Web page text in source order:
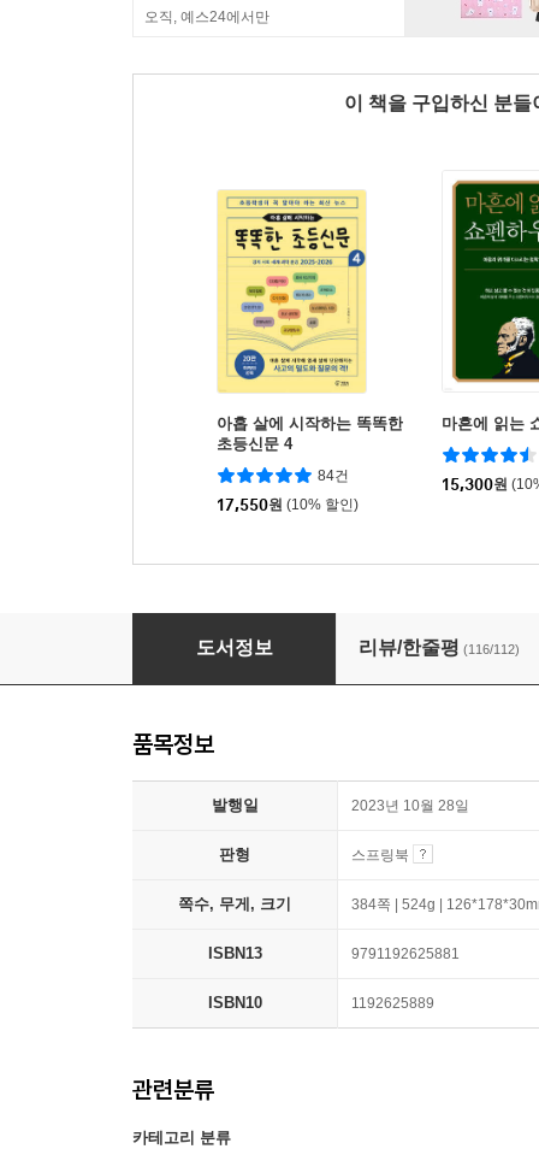
오직, 예스24에서만
이 책을 구입하신 분
아홉 살에 시작하는 똑똑한
초등신문 4
84건
17,550원 (10% 할인)
마흔에 읽는
15,300원
이은경쌤의 사자성어 속담 일력 365
도서정보 리뷰/한줄평 (116/112)
품목정보
발행일 2023년 10월 28일
판형 스프링북
쪽수, 무게, 크기 384쪽 | 524g |
ISBN13 9791192625881
ISBN10 1192625889
관련분류
카테고리 분류